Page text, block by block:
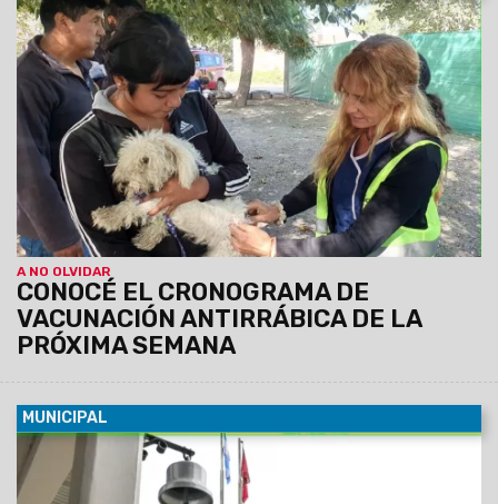
A NO OLVIDAR
CONOCÉ EL CRONOGRAMA DE
VACUNACIÓN ANTIRRÁBICA DE LA
PRÓXIMA SEMANA
04/01/2025 El servicio se brindará de 9.30 a 12.30, en el
barrio Gauchito Gil y los asentamientos Virgen de Urkupiña,
Israel, Los Pinos y San Javier. La atención es gratuita y por
orden de llegada. Además, se hacen desparasitaciones.
MUNICIPAL
04/01/2025
Los contenidos que se brindarán
corresponden al nivel inicial. Tendrá una duración de 2
meses. Habrá comisiones por la mañana y por la tarde, a